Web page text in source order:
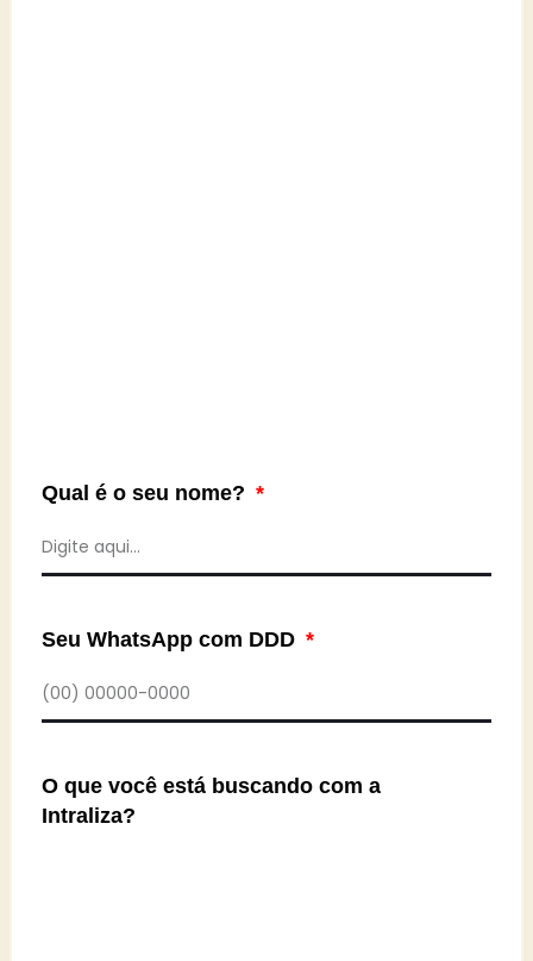
Qual é o seu nome?
Seu WhatsApp com DDD
O que você está buscando com a
Intraliza?